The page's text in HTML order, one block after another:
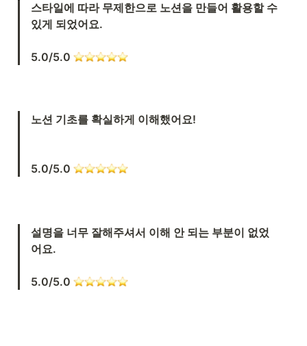
스타일에 따라 무제한으로 노션을 만들어 활용할 수
있게 되었어요.
5.0/5.0
노션 기초를 확실하게 이해했어요!
5.0/5.0
설명을 너무 잘해주셔서 이해 안 되는 부분이 없었
어요.
5.0/5.0